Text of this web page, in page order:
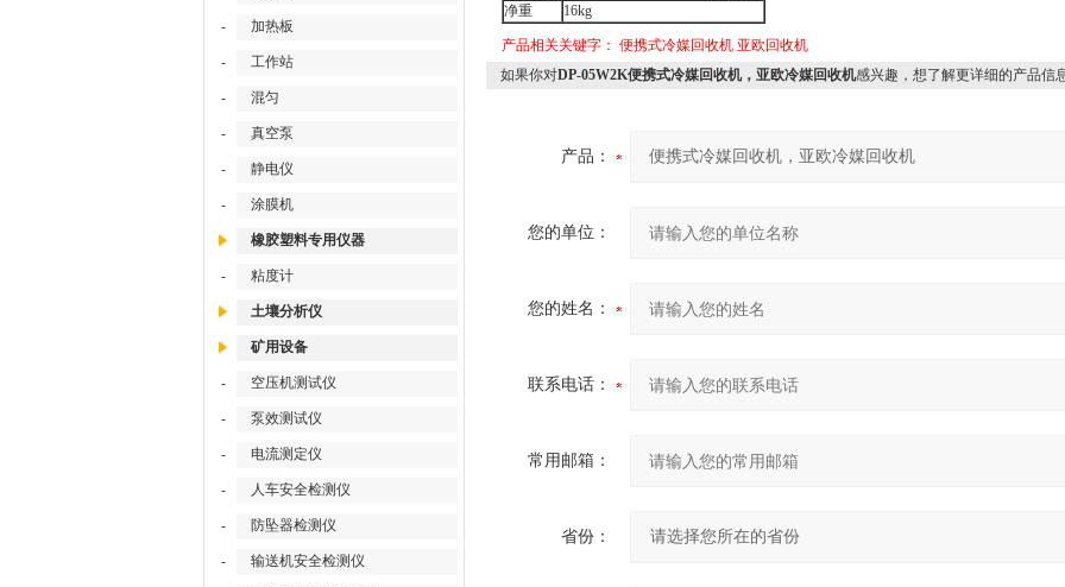
- 加热板
- 工作站
- 混匀
- 真空泵
- 静电仪
- 涂膜机
橡胶塑料专用仪器
- 粘度计
土壤分析仪
矿用设备
- 空压机测试仪
- 泵效测试仪
- 电流测定仪
- 人车安全检测仪
- 防坠器检测仪
- 输送机安全检测仪
净重
16kg
产品相关关键字： 便携式冷媒回收机 亚欧回收机
如果你对DP-05W2K便携式冷媒回收机，亚欧冷媒回收机感兴趣，想了解更详细的产品信
产品：
您的单位：
您的姓名：
联系电话：
常用邮箱：
省份：